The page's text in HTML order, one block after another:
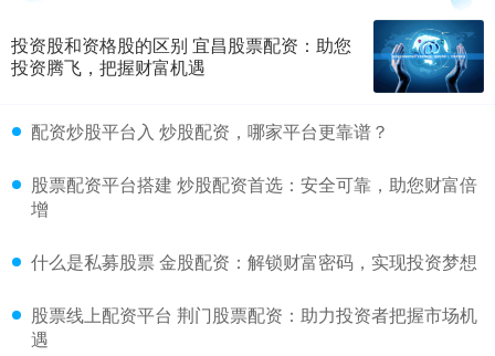
投资股和资格股的区别 宜昌股票配资：助您
投资腾飞，把握财富机遇
​配资炒股平台入 炒股配资，哪家平台更靠谱？
​股票配资平台搭建 炒股配资首选：安全可靠，助您财富倍
增
​什么是私募股票 金股配资：解锁财富密码，实现投资梦想
​股票线上配资平台 荆门股票配资：助力投资者把握市场机
遇